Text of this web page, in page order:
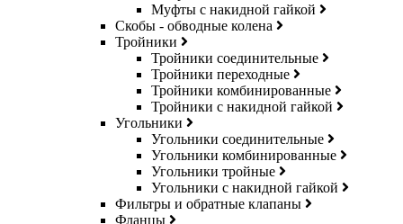
Муфты с накидной гайкой
Скобы - обводные колена
Тройники
Тройники соединительные
Тройники переходные
Тройники комбинированные
Тройники с накидной гайкой
Угольники
Угольники соединительные
Угольники комбинированные
Угольники тройные
Угольники с накидной гайкой
Фильтры и обратные клапаны
Фланцы